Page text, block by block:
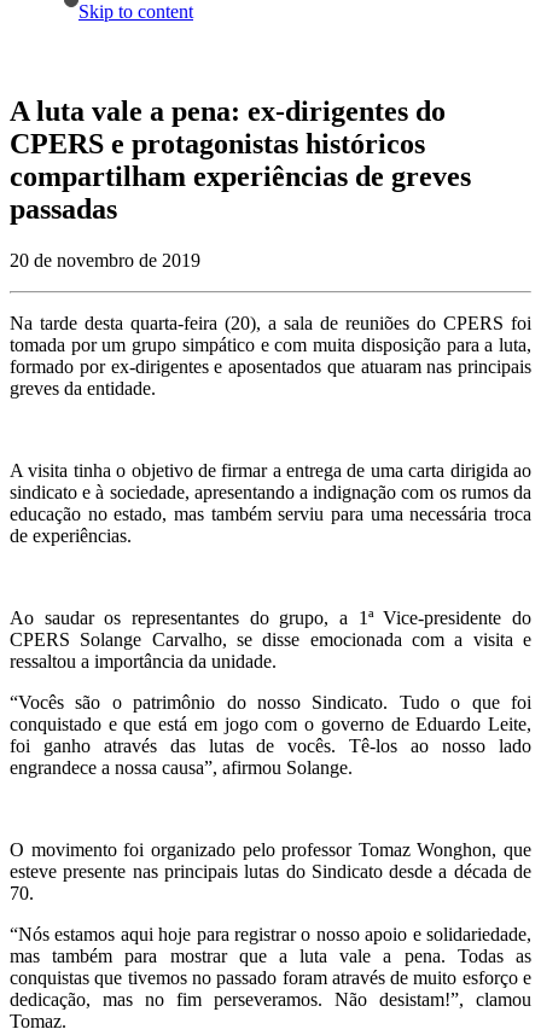
Skip to content
A luta vale a pena: ex-dirigentes do
CPERS e protagonistas históricos
compartilham experiências de greves
passadas
20 de novembro de 2019
Na tarde desta quarta-feira (20), a sala de reuniões do CPERS foi
tomada por um grupo simpático e com muita disposição para a luta,
formado por ex-dirigentes e aposentados que atuaram nas principais
greves da entidade.
A visita tinha o objetivo de firmar a entrega de uma carta dirigida ao
sindicato e à sociedade, apresentando a indignação com os rumos da
educação no estado, mas também serviu para uma necessária troca
de experiências.
Ao saudar os representantes do grupo, a 1ª Vice-presidente do
CPERS Solange Carvalho, se disse emocionada com a visita e
ressaltou a importância da unidade.
“Vocês são o patrimônio do nosso Sindicato. Tudo o que foi
conquistado e que está em jogo com o governo de Eduardo Leite,
foi ganho através das lutas de vocês. Tê-los ao nosso lado
engrandece a nossa causa”, afirmou Solange.
O movimento foi organizado pelo professor Tomaz Wonghon, que
esteve presente nas principais lutas do Sindicato desde a década de
70.
“Nós estamos aqui hoje para registrar o nosso apoio e solidariedade,
mas também para mostrar que a luta vale a pena. Todas as
conquistas que tivemos no passado foram através de muito esforço e
dedicação, mas no fim perseveramos. Não desistam!”, clamou
Tomaz.